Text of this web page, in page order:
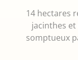
14 hectares
jacinthes
somptueux